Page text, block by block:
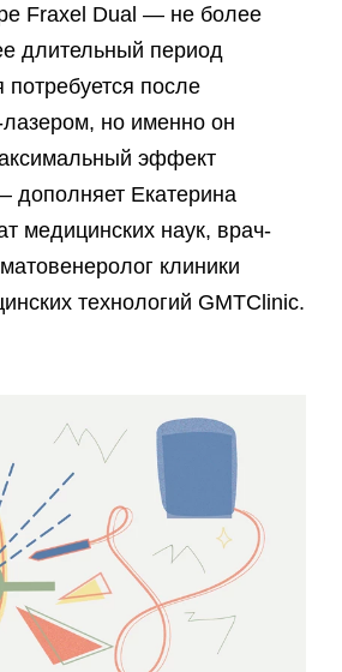
Fraxel Dual — не более
длительный период
потребуется после
но именно он
эффект
Екатерина
медицинских наук, врач-
клиники
технологий GMTClinic.